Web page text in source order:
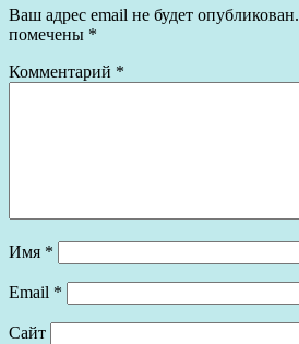
Ваш адрес email не будет опубликован.
помечены *
Комментарий *
Имя *
Email *
Сайт